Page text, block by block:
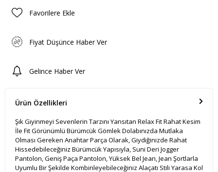
Favorilere Ekle
Fiyat Düşünce Haber Ver
Gelince Haber Ver
Ürün Özellikleri
Şık Giyinmeyi Sevenlerin Tarzını Yansıtan Relax Fit Rahat Kesim
İle Fit Görünümlü Bürümcük Gömlek Dolabınızda Mutlaka
Olması Gereken Anahtar Parça Olarak, Giydiğinizde Rahat
Hissedebileceğiniz Bürümcük Yapısıyla, Suni Deri Jogger
Pantolon, Geniş Paça Pantolon, Yüksek Bel Jean, Jean Şortlarla
Uyumlu Bir Şekilde Kombinleyebileceğiniz Alaçatı Stili Yarasa Kol